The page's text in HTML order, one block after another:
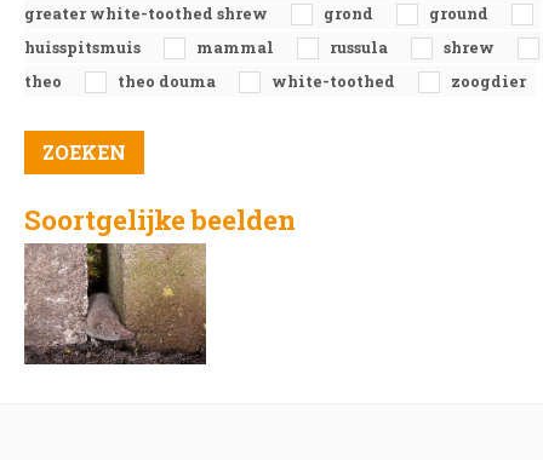
greater white-toothed shrew
grond
ground
huisspitsmuis
mammal russula
shrew
theo
theo douma white-toothed zoogdier
Soortgelijke beelden